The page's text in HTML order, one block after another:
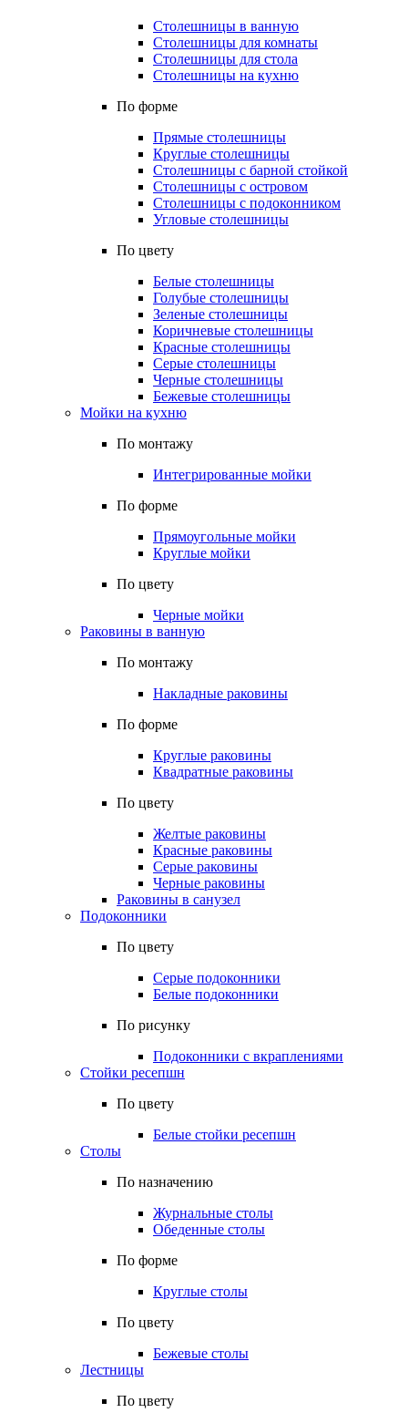
Столешницы в ванную
Столешницы для комнаты
Столешницы для стола
Столешницы на кухню
По форме
Прямые столешницы
Круглые столешницы
Столешницы с барной стойкой
Столешницы с островом
Столешницы с подоконником
Угловые столешницы
По цвету
Белые столешницы
Голубые столешницы
Зеленые столешницы
Коричневые столешницы
Красные столешницы
Серые столешницы
Черные столешницы
Бежевые столешницы
Мойки на кухню
По монтажу
Интегрированные мойки
По форме
Прямоугольные мойки
Круглые мойки
По цвету
Черные мойки
Раковины в ванную
По монтажу
Накладные раковины
По форме
Круглые раковины
Квадратные раковины
По цвету
Желтые раковины
Красные раковины
Серые раковины
Черные раковины
Раковины в санузел
Подоконники
По цвету
Серые подоконники
Белые подоконники
По рисунку
Подоконники с вкраплениями
Стойки ресепшн
По цвету
Белые стойки ресепшн
Столы
По назначению
Журнальные столы
Обеденные столы
По форме
Круглые столы
По цвету
Бежевые столы
Лестницы
По цвету